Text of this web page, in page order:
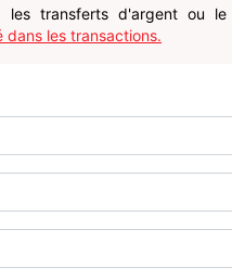
les transferts d'argent ou le
dans les transactions.